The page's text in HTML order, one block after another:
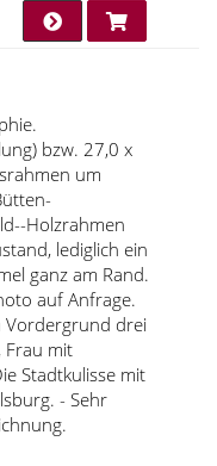
bzw. 27,0 x
um
Holzrahmen
lediglich ein
ganz am Rand.
auf Anfrage.
Vordergrund drei
Frau mit
Stadtkulisse mit
- Sehr